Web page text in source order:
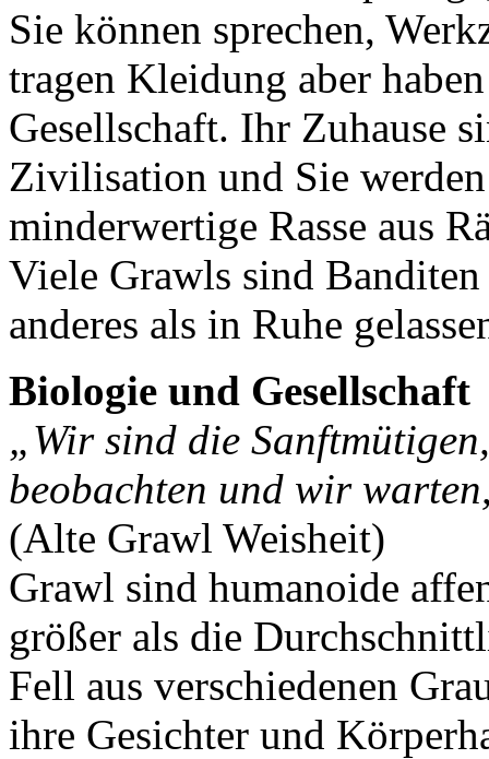
Sie können sprechen,
tragen Kleidung aber
Gesellschaft. Ihr Zuhause
Zivilisation und Sie
minderwertige Rasse aus
Viele Grawls sind
anderes als in Ruhe
Biologie und Gesellschaft
„Wir sind die
beobachten und wir
(Alte Grawl Weisheit)
Grawl sind humanoide
größer als die
Fell aus verschiedenen
ihre Gesichter und